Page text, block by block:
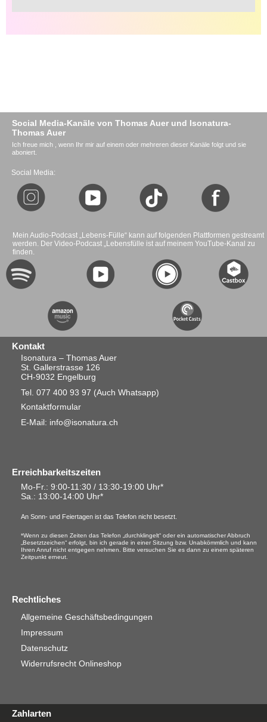
Social Media-Kanäle von Thomas Auer und Isonatura-
Thomas Auer
Ich freue mich , wenn Ihr mir auf einem oder mehreren dieser Kanäle folgt und sie
aboniert.
Social Media:
Mein Audio-Podcast „Lebens-Fülle“ kann auf folgenden Plattformen gestreamt
werden. Der Video-Podcast „Lebensfülle ist auf meinem YouTube-Kanal zu
finden.
Kontakt
Isonatura – Thomas Auer
St. Gallerstrasse 126
CH-9032 Engelburg
Tel. 077 400 93 97 (Auch Whatsapp)
Kontaktformular
E-Mail: info@isonatura.ch
Erreichbarkeitszeiten
Mo-Fr.: 9:00-11:30 / 13:30-19:00 Uhr*
Sa. : 13:00-14:00 Uhr*
An Sonn- und Feiertagen ist das Telefon nicht besetzt.
*Wenn zu diesen Zeiten das Telefon „durchklingelt“ oder ein automatischer Abbruch
„Besetztzeichen“ erfolgt, bin ich gerade in einer Sitzung bzw. Unabkömmlich und kann
Ihren Anruf nicht entgegen nehmen. Bitte versuchen Sie es dann zu einem späteren
Zeitpunkt erneut.
Rechtliches
Allgemeine Geschäftsbedingungen
Impressum
Datenschutz
Widerrufsrecht Onlineshop
Zahlarten